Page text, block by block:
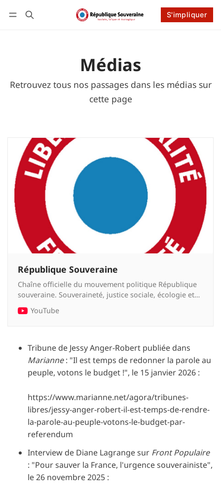
S'impliquer
Connexion S'impliquer
Médias
Retrouvez tous nos passages dans les médias sur
cette page
République Souveraine
Chaîne officielle du mouvement politique République
souveraine. Souveraineté, justice sociale, écologie et
YouTube
Tribune de Jessy Anger-Robert publiée dans
Marianne: "Il est temps de redonner la parole au
peuple, votons le budget !", le 15 janvier 2026 :
https://www.marianne.net/agora/tribunes-
libres/jessy-anger-robert-il-est-temps-de-rendre-
la-parole-au-peuple-votons-le-budget-par-
referendum
Interview de Diane Lagrange sur Front Populaire
: "Pour sauver la France, l'urgence souverainiste",
le 26 novembre 2025 :